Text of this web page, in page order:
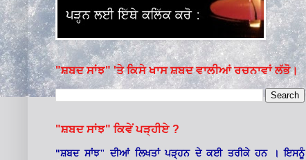
"ਸ਼ਬਦ ਸਾਂਝ" 'ਤੇ ਕਿਸੇ ਖਾਸ ਸ਼ਬਦ ਵਾਲੀਆਂ ਰਚਨਾਵਾਂ ਲੱਭੋ।
"ਸ਼ਬਦ ਸਾਂਝ" ਕਿਵੇਂ ਪੜ੍ਹੀਏ ?
"ਸ਼ਬਦ ਸਾਂਝ" ਦੀਆਂ ਲਿਖਤਾਂ ਪੜ੍ਹਨ ਦੇ ਕਈ ਤਰੀਕੇ ਹਨ । ਇਸਨੂੰ